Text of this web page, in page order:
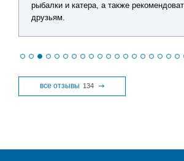
рыбалки и катера, а также
друзьям.
все отзывы 134